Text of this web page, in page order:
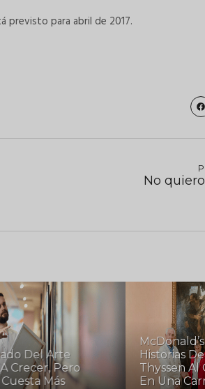
previsto para abril de 2017.
No
Del Arte
Crecer, Pero
Más
Historias
Thyssen Al
En Una